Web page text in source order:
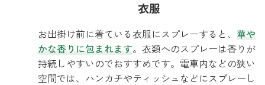
衣服
お出掛け前に着ている衣服にスプレーすると、 華や
かな香りに包まれます。衣類へのスプレーは香りが
持続しやすいのでおすすめです。電車内などの狭い
空間では、ハンカチやティッシュなどにスプレーし